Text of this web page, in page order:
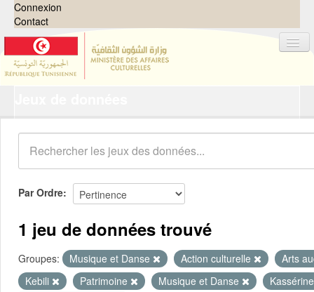
Connexion
Contact
Organisations
Groupes
Demandes 0
À propos
Par Ordre
1 jeu de données trouvé
Groupes: Musique et Danse Action culturelle
Arts
Kebili
Patrimoine Musique et Danse